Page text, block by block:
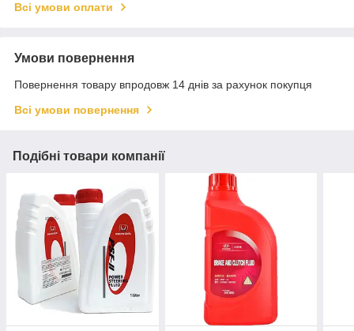
Всі умови оплати
Умови повернення
Повернення товару впродовж 14 днів за рахунок покупця
Всі умови повернення
Подібні товари компанії